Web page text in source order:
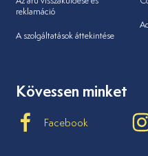
reklamáció
A szolgáltatások áttekintése
Kövessen minket
Facebook